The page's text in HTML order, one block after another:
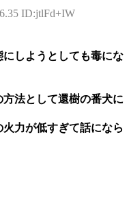
ID:jtlFd+IW
しようとしても毒にな
法として還樹の番犬に
力が低すぎて話になら